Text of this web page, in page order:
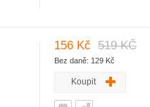
156 Kč 519 KČ
Bez daně: 129 Kč
Koupit